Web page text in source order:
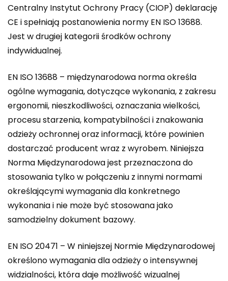
Centralny Instytut Ochrony Pracy (CIOP) deklarację
CE i spełniają postanowienia normy EN ISO 13688.
Jest w drugiej kategorii środków ochrony
indywidualnej.
EN ISO 13688 – międzynarodowa norma określa
ogólne wymagania, dotyczące wykonania, z zakresu
ergonomii, nieszkodliwości, oznaczania wielkości,
procesu starzenia, kompatybilności i znakowania
odzieży ochronnej oraz informacji, które powinien
dostarczać producent wraz z wyrobem. Niniejsza
Norma Międzynarodowa jest przeznaczona do
stosowania tylko w połączeniu z innymi normami
określającymi wymagania dla konkretnego
wykonania i nie może być stosowana jako
samodzielny dokument bazowy.
EN ISO 20471 – W niniejszej Normie Międzynarodowej
określono wymagania dla odzieży o intensywnej
widzialności, która daje możliwość wizualnej